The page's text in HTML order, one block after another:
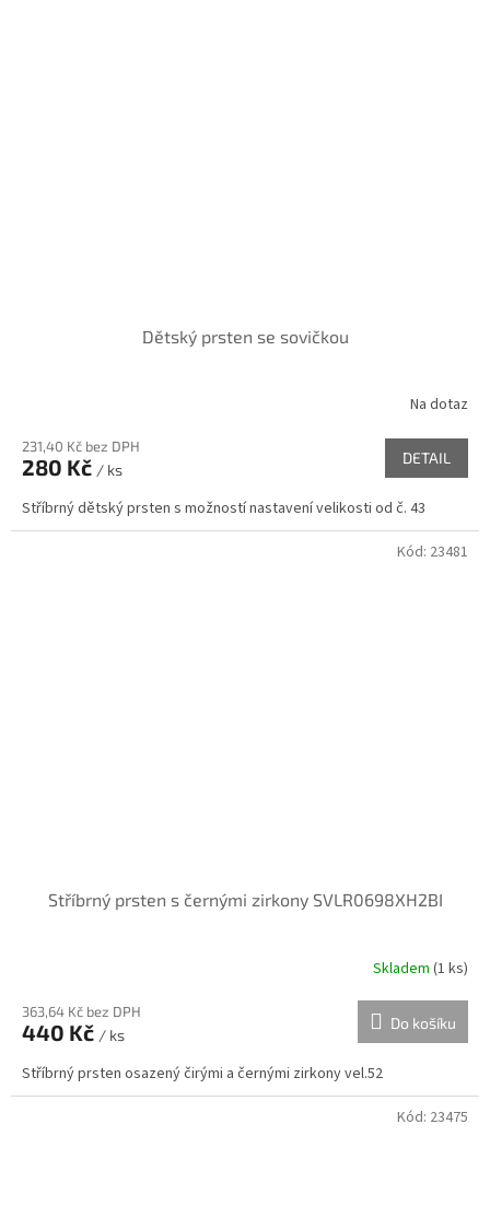
Dětský prsten se sovičkou
Na dotaz
231,40 Kč bez DPH
280 Kč / ks
DETAIL
Stříbrný dětský prsten s možností nastavení velikosti od č. 43
Stříbrný prsten s černými zirkony SVLR0698XH2BI
Skladem (1 ks)
363,64 Kč bez DPH
440 Kč / ks
Do košíku
Stříbrný prsten osazený čirými a černými zirkony vel.52
Kód: 23481
Kód: 23475